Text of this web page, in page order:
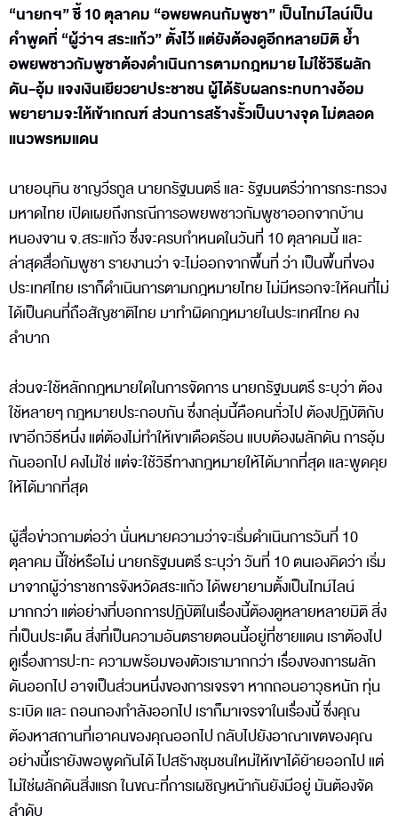
“นายกฯ” ชี้ 10 ตุลาคม “อพยพคนกัมพูชา” เป็นไทม์ไลน์เป็น
คำพูดที่ “ผู้ว่าฯ สระแก้ว” ตั้งไว้ แต่ยังต้องดูอีกหลายมิติ ย้ำ
อพยพชาวกัมพูชาต้องดำเนินการตามกฎหมาย ไม่ใช้วิธีผลัก
ดัน-อุ้ม แจงเงินเยียวยาประชาชน ผู้ได้รับผลกระทบทางอ้อม
พยายามจะให้เข้าเกณฑ์ ส่วนการสร้างรั้วเป็นบางจุด ไม่ตลอด
แนวพรหมแดน
นายอนุทิน ชาญวีรกูล นายกรัฐมนตรี และ รัฐมนตรีว่าการกระทรวง
มหาดไทย เปิดเผยถึงกรณีการอพยพชาวกัมพูชาออกจากบ้าน
หนองจาน จ.สระแก้ว ซึ่งจะครบกำหนดในวันที่ 10 ตุลาคมนี้ และ
ล่าสุดสื่อกัมพูชา รายงานว่า จะไม่ออกจากพื้นที่ ว่า เป็นพื้นที่ของ
ประเทศไทย เราก็ดำเนินการตามกฎหมายไทย ไม่มีหรอกจะให้คนที่ไม่
ได้เป็นคนที่ถือสัญชาติไทย มาทำผิดกฎหมายในประเทศไทย คง
ลำบาก
ส่วนจะใช้หลักกฎหมายใดในการจัดการ นายกรัฐมนตรี ระบุว่า ต้อง
ใช้หลายๆ กฎหมายประกอบกัน ซึ่งกลุ่มนี้คือคนทั่วไป ต้องปฏิบัติกับ
เขาอีกวิธีหนึ่ง แต่ต้องไม่ทำให้เขาเดือดร้อน แบบต้องผลักดัน การอุ้ม
กันออกไป คงไม่ใช่ แต่จะใช้วิธีทางกฎหมายให้ได้มากที่สุด และพูดคุย
ให้ได้มากที่สุด
ผู้สื่อข่าวถามต่อว่า นั่นหมายความว่าจะเริ่มดำเนินการวันที่ 10
ตุลาคม นี้ใช่หรือไม่ นายกรัฐมนตรี ระบุว่า วันที่ 10 ตนเองคิดว่า เริ่ม
มาจากผู้ว่าราชการจังหวัดสระแก้ว ได้พยายามตั้งเป็นไทม์ไลน์
มากกว่า แต่อย่างที่บอกการปฏิบัติในเรื่องนี้ต้องดูหลายหลายมิติ สิ่ง
ที่เป็นประเด็น สิ่งที่เป็นความอันตรายตอนนี้อยู่ที่ชายแดน เราต้องไป
ดูเรื่องการปะทะ ความพร้อมของตัวเรามากกว่า เรื่องของการผลัก
ดันออกไป อาจเป็นส่วนหนึ่งของการเจรจา หากถอนอาวุธหนัก ทุ่น
ระเบิด และ ถอนกองกำลังออกไป เราก็มาเจรจาในเรื่องนี้ ซึ่งคุณ
ต้องหาสถานที่เอาคนของคุณออกไป กลับไปยังอาณาเขตของคุณ
อย่างนี้เรายังพอพูดกันได้ ไปสร้างชุมชนใหม่ให้เขาได้ย้ายออกไป แต่
ไม่ใช่ผลักดันสิ่งแรก ในขณะที่การเผชิญหน้ากันยังมีอยู่ มันต้องจัด
ลำดับ